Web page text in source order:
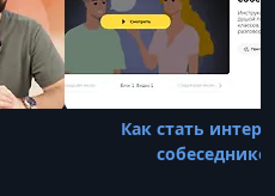
Как стать